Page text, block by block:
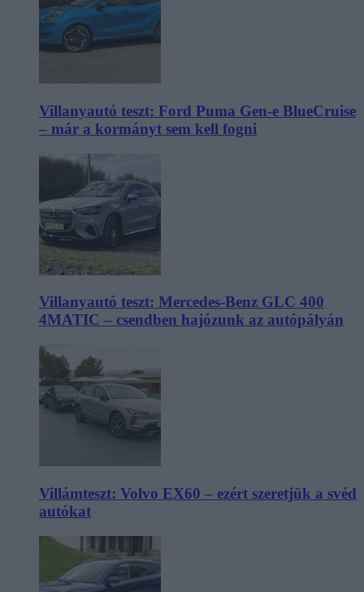
Villanyautó teszt: Ford Puma Gen-e BlueCruise
– már a kormányt sem kell fogni
Villanyautó teszt: Mercedes-Benz GLC 400
4MATIC – csendben hajózunk az autópályán
Villámteszt: Volvo EX60 – ezért szeretjük a svéd
autókat